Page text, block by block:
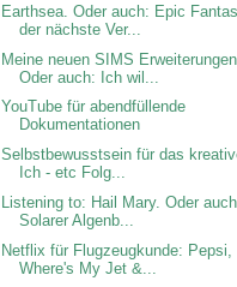
Earthsea. Oder auch: Epic
der nächste Ver...
Meine neuen SIMS
Oder auch: Ich wil...
YouTube für abendfüllende
Dokumentationen
Selbstbewusstsein für das
Ich - etc Folg...
Listening to: Hail Mary. Oder
Solarer Algenb...
Netflix für Flugzeugkunde: Pepsi,
Where's My Jet &...